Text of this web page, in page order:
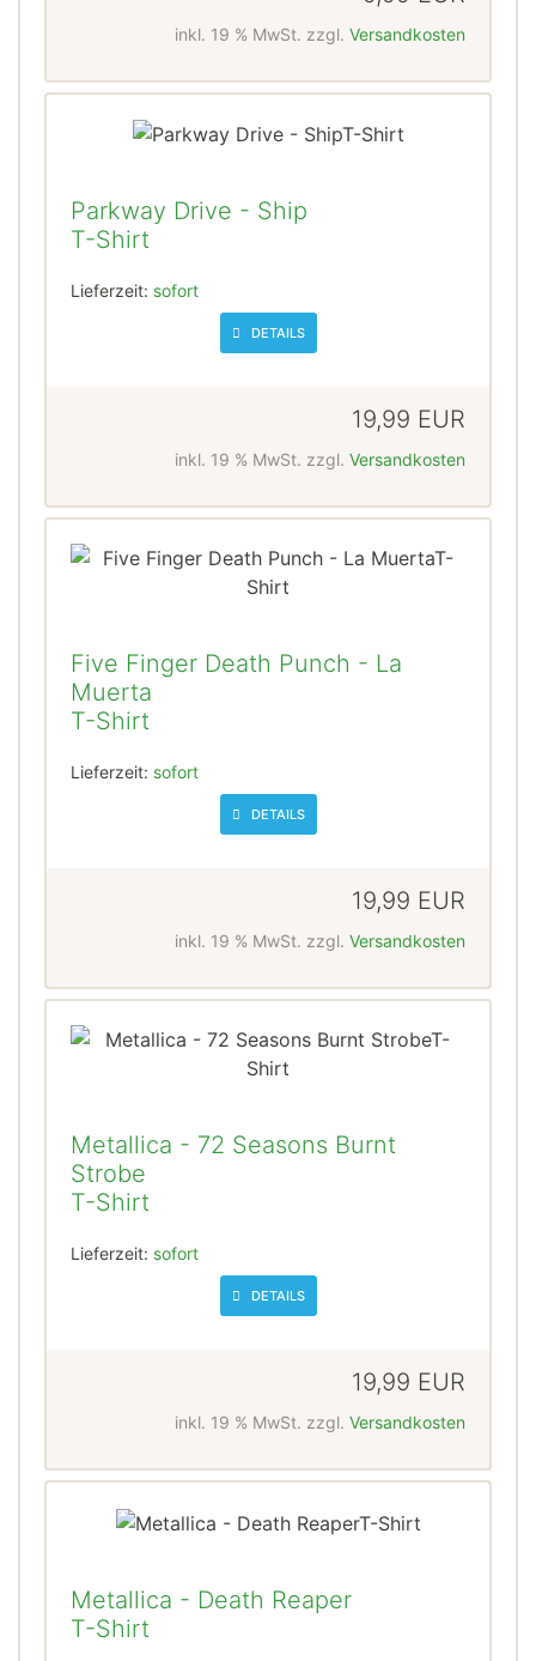
inkl. 19 % MwSt. zzgl. Versandkosten
Parkway Drive - Ship
T-Shirt
Lieferzeit: sofort
DETAILS
19,99 EUR
inkl. 19 % MwSt. zzgl. Versandkosten
Five Finger Death Punch - La
Muerta
T-Shirt
Lieferzeit: sofort
DETAILS
19,99 EUR
inkl. 19 % MwSt. zzgl. Versandkosten
Metallica - 72 Seasons Burnt
Strobe
T-Shirt
Lieferzeit: sofort
DETAILS
19,99 EUR
inkl. 19 % MwSt. zzgl. Versandkosten
Metallica - Death Reaper
T-Shirt